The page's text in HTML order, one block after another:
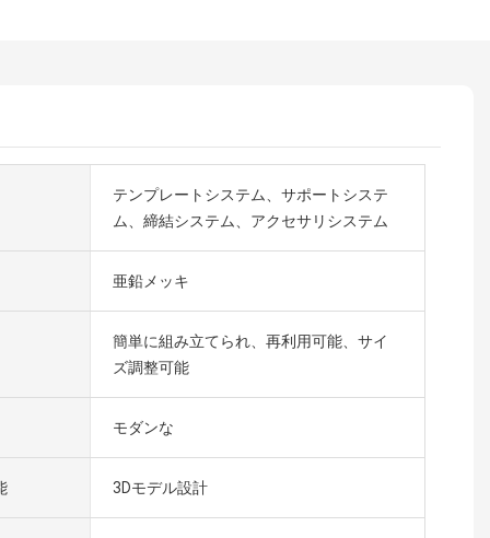
テンプレートシステム、サポートシステ
ム、締結システム、アクセサリシステム
亜鉛メッキ
簡単に組み立てられ、再利用可能、サイ
ズ調整可能
モダンな
3Dモデル設計